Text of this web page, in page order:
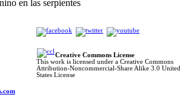
en las serpientes
Creative Commons License
This work is licensed under a Creative Commons
Attribution-Noncommercial-Share Alike 3.0 United
States License